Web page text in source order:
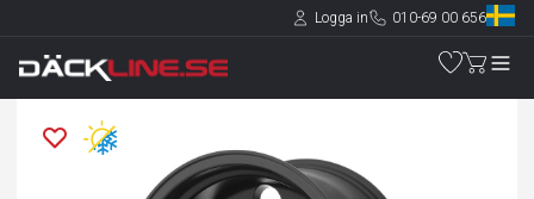
Logga in 010-69 00 656